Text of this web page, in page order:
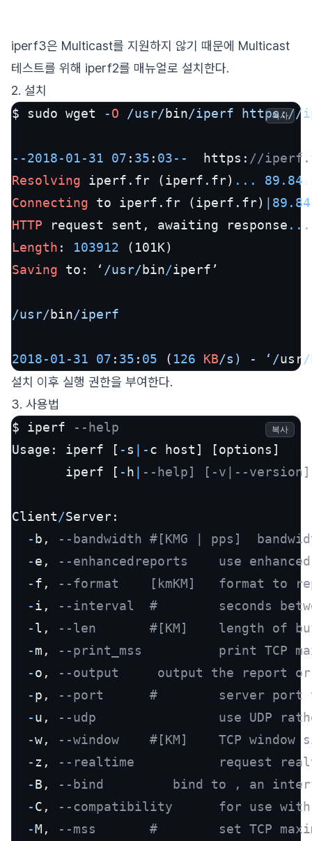
iperf3은 Multicast를 지원하지 않기 때문에 Multicast
테스트를 위해 iperf2를 매뉴얼로 설치한다.
2. 설치
$ sudo wget
-O /usr/bin/iperf https://
--2018-01-31 07 : 35 : 03--
  https:
//
Resolving iperf.fr (iperf.fr) ... 89.84 .
Connecting to iperf.fr (iperf.fr) 89.84
HTTP request sent, awaiting response ...
Length : 103912
Saving to: ‘ /usr/bin/iperf’
/usr/bin/iperf
2018-01-31 07 : 35 : 05 ( 126 KB/s) - ‘/usr
복사
설치 이후 실행 권한을 부여한다.
3. 사용법
$ iperf
--help
Usage: iperf [ -s -c host] [options]
       iperf [
- h --help] [-v|--version]
Client/Server:
- b,
--bandwidth #[KMG | pps]
-e,
--enhancedreports    use
-f,
--format    [kmKM]   format to
-i,
--interval  #        seconds
-l,
--len       #[KM]    length of
-m,
--print_mss          print TCP
-o,
--output     output the report
-p,
--port      #        server port
-u,
--udp                use UDP
-w,
--window    #[KM]    TCP
-z,
--realtime           request
-B,
--bind         bind to , an
-C,
--compatibility      for use with
-M,
--mss       #        set TCP
복사